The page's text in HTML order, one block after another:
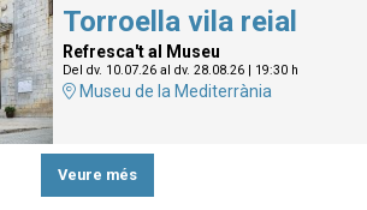
Torroella vila reial
Refresca't al Museu
Del dv. 10.07.26al dv. 28.08.26| 19:30 h
Museu de la Mediterrània
Veure més